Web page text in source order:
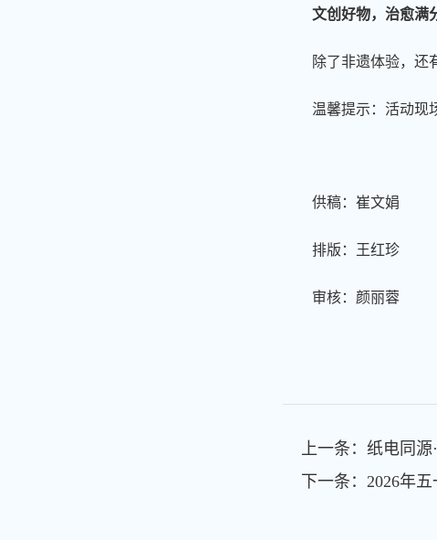
文创好物，治愈满
除了非遗体验，还
温馨提示：活动现
供稿：崔文娟
排版：王红珍
审核：颜丽蓉
上一条： 纸电同
下一条： 2026年